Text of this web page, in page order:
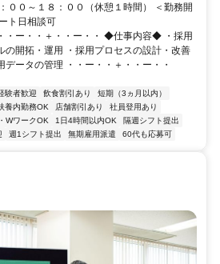
００～１８：００（休憩１時間） ＜勤務開
ト日相談可
・ー・・＋・・ー・・ ◆仕事内容◆ ・採用
の開拓・運用 ・採用プロセスの設計・改善
データの管理 ・・ー・・＋・・ー・・
験者歓迎 飲食割引あり
短期（3ヵ月以内）
養内勤務OK 店舗割引あり
社員登用あり
WワークOK 1日4時間以内OK
隔週シフト提出
週1シフト提出 無期雇用派遣 60代も応募可